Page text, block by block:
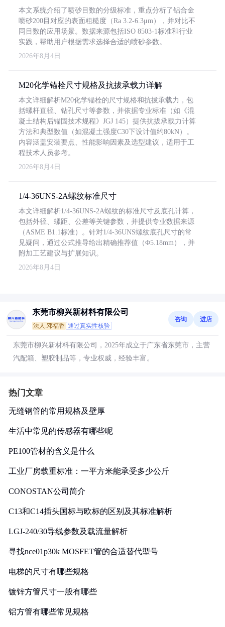
本文系统介绍了喷砂目数的分级标准，重点分析了铝合金
喷砂200目对应的表面粗糙度（Ra 3.2-6.3μm），并对比不
同目数的应用场景。数据来源包括ISO 8503-1标准和行业
实践，帮助用户根据需求选择合适的喷砂参数。
2026年8月4日
M20化学锚栓尺寸规格及抗拔承载力详解
本文详细解析M20化学锚栓的尺寸规格和抗拔承载力，包
括螺杆直径、钻孔尺寸等参数，并依据专业标准（如《混
凝土结构后锚固技术规程》JGJ 145）提供抗拔承载力计算
方法和典型数值（如混凝土强度C30下设计值约80kN）。
内容涵盖安装要点、性能影响因素及选型建议，适用于工
程技术人员参考。
2026年8月4日
1/4-36UNS-2A螺纹标准尺寸
本文详细解析1/4-36UNS-2A螺纹的标准尺寸及底孔计算，
包括外径、螺距、公差等关键参数，并提供专业数据来源
（ASME B1.1标准）。针对1/4-36UNS螺纹底孔尺寸的常
见疑问，通过公式推导给出精确推荐值（Φ5.18mm），并
附加工艺建议与扩展知识。
2026年8月4日
东莞市柳兴新材料有限公司
法人:邓福香 通过真实性核验
咨询 进店
东莞市柳兴新材料有限公司，2025年成立于广东省东莞市，主营
汽配箱、塑胶制品等，专业权威，经验丰富。
热门文章
无缝钢管的常用规格及壁厚
生活中常见的传感器有哪些呢
PE100管材的含义是什么
工业厂房载重标准：一平方米能承受多少公斤
CONOSTAN公司简介
C13和C14插头国标与欧标的区别及其标准解析
LGJ-240/30导线参数及载流量解析
寻找nce01p30k MOSFET管的合适替代型号
电梯的尺寸有哪些规格
镀锌方管尺寸一般有哪些
铝方管有哪些常见规格